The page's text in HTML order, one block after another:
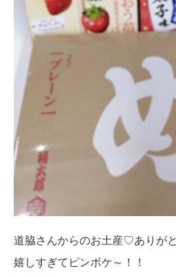
道脇さんからのお土産♡ありが
嬉しすぎてピンボケ～！！